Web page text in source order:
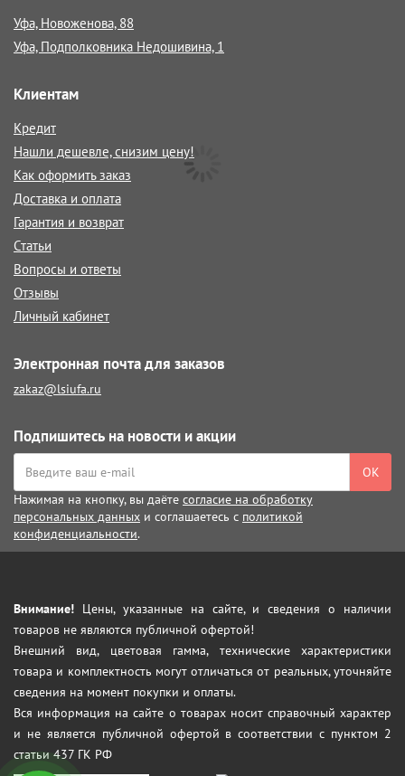
Уфа, Новоженова, 88
Уфа, Подполковника Недошивина, 1
Клиентам
Кредит
Нашли дешевле, снизим цену!
Как оформить заказ
Доставка и оплата
Гарантия и возврат
Статьи
Вопросы и ответы
Отзывы
Личный кабинет
Электронная почта для заказов
zakaz@lsiufa.ru
Подпишитесь на новости и акции
ОК
Нажимая на кнопку, вы даёте согласие на обработку
персональных данных и соглашаетесь с политикой
конфиденциальности.
Внимание! Цены, указанные на сайте, и сведения о наличии
товаров не являются публичной офертой!
Внешний вид, цветовая гамма, технические характеристики
товара и комплектность могут отличаться от реальных, уточняйте
сведения на момент покупки и оплаты.
Вся информация на сайте о товарах носит справочный характер
и не является публичной офертой в соответствии с пунктом 2
статьи 437 ГК РФ